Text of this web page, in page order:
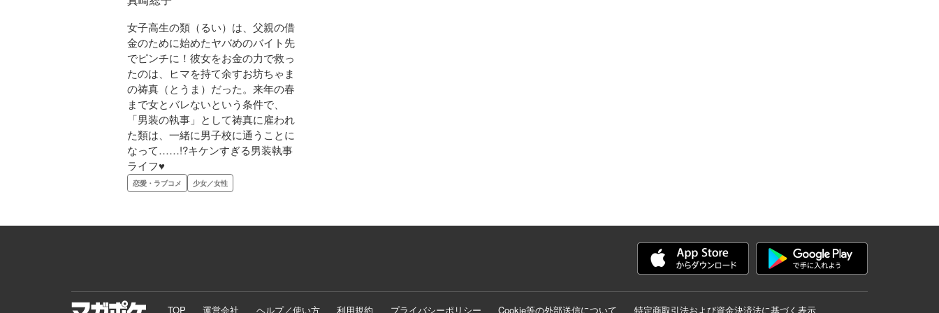
女子高生の類（るい）は、父親の借
金のために始めたヤバめのバイト先
でピンチに！彼女をお金の力で救っ
たのは、ヒマを持て余すお坊ちゃま
の祷真（とうま）だった。来年の春
まで女とバレないという条件で、
「男装の執事」として祷真に雇われ
た類は、一緒に男子校に通うことに
なって……!?キケンすぎる男装執事
ライフ♥
恋愛・ラブコメ 少女／女性
TOP 運営会社 ヘルプ／使い方 利用規約 プライバシーポリシー Cookie等の外部送信について 特定商取引法および資金決済法に基づく表示